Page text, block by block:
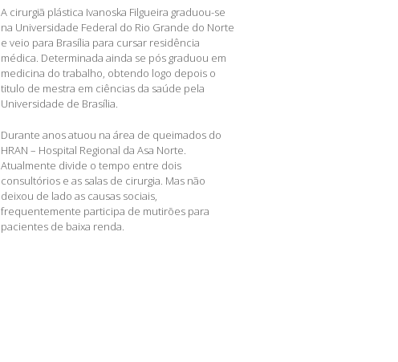
A cirurgiã plástica Ivanoska Filgueira graduou-se
na Universidade Federal do Rio Grande do Norte
e veio para Brasília para cursar residência
médica. Determinada ainda se pós graduou em
medicina do trabalho, obtendo logo depois o
titulo de mestra em ciências da saúde pela
Universidade de Brasília.
Durante anos atuou na área de queimados do
HRAN – Hospital Regional da Asa Norte.
Atualmente divide o tempo entre dois
consultórios e as salas de cirurgia. Mas não
deixou de lado as causas sociais,
frequentemente participa de mutirões para
pacientes de baixa renda.